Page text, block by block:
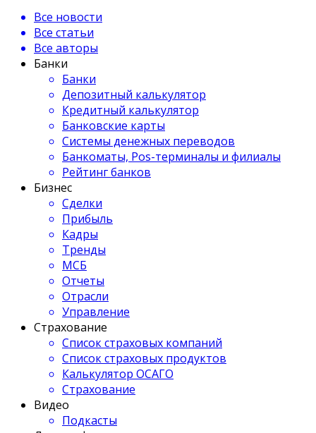
Все новости
Все статьи
Все авторы
Банки
Банки
Депозитный калькулятор
Кредитный калькулятор
Банковские карты
Системы денежных переводов
Банкоматы, Pos-терминалы и филиалы
Рейтинг банков
Бизнес
Сделки
Прибыль
Кадры
Тренды
МСБ
Отчеты
Отрасли
Управление
Страхование
Список страховых компаний
Список страховых продуктов
Калькулятор ОСАГО
Страхование
Видео
Подкасты